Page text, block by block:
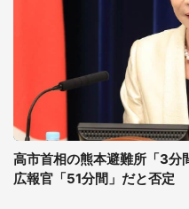
高市首相の熊本避難所「3分
広報官「51分間」だと否定